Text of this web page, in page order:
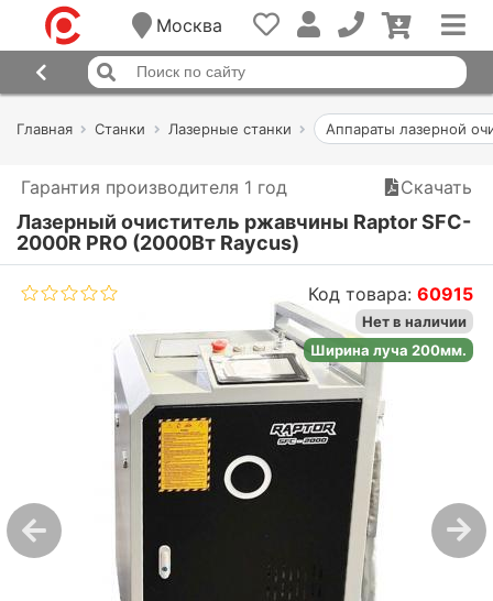
Москва
Главная Станки Лазерные станки Аппараты лазерной
Гарантия производителя 1 год Скачать
Лазерный очиститель ржавчины Raptor SFC-
2000R PRO (2000Вт Raycus)
Код товара:60915
Нет в наличии
Ширина луча 200мм.